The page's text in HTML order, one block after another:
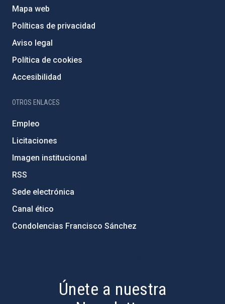
Mapa web
Políticas de privacidad
Aviso legal
Política de cookies
Accesibilidad
OTROS ENLACES
Empleo
Licitaciones
Imagen institucional
RSS
Sede electrónica
Canal ético
Condolencias Francisco Sánchez
Únete a nuestra